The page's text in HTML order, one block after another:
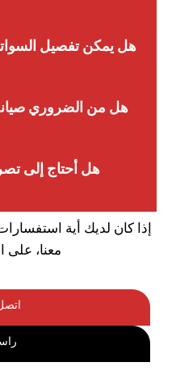
هل يمكن تفصيل
هل من الضروري
هل أحتاج إلى
إذا كان لديك أية
معنا، على